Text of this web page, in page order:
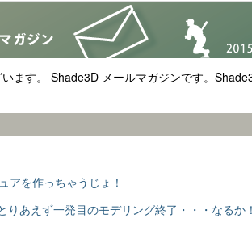
ます。 Shade3D メールマガジンです。
アを作っちゃうじょ！
あえず一発目のモデリング終了・・・なるか